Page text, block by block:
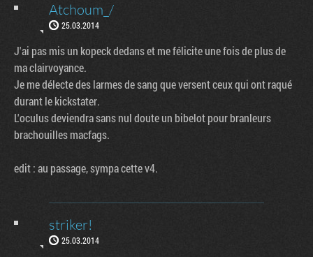
Atchoum_/
25.03.2014
J'ai pas mis un kopeck dedans et me félicite une fois de plus de
ma clairvoyance.
Je me délecte des larmes de sang que versent ceux qui ont raqué
durant le kickstater.
L'oculus deviendra sans nul doute un bibelot pour branleurs
brachouilles macfags.
edit : au passage, sympa cette v4.
striker!
25.03.2014